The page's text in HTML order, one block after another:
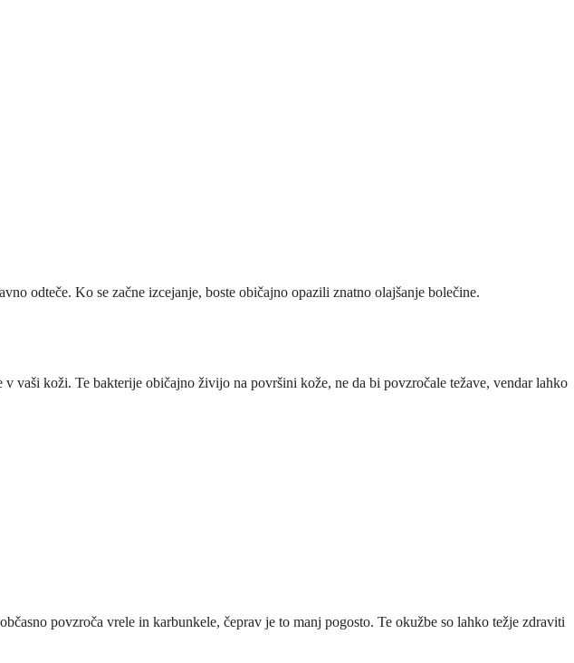
odteče. Ko se začne izcejanje, boste običajno opazili znatno olajšanje bolečine.
vaši koži. Te bakterije običajno živijo na površini kože, ne da bi povzročale težave, vendar lahko
povzroča vrele in karbunkele, čeprav je to manj pogosto. Te okužbe so lahko težje zdraviti